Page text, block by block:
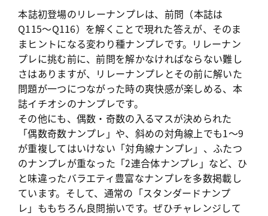
本誌初登場のリレーナンプレは、前問（本誌は
Q115〜Q116）を解くことで現れた答えが、そのま
まヒントになる変わり種ナンプレです。リレーナン
プレに挑む前に、前問を解かなければならない難し
さはありますが、リレーナンプレとその前に解いた
問題が一つにつながった時の爽快感が楽しめる、本
誌イチオシのナンプレです。
その他にも、偶数・奇数の入るマスが決められた
「偶数奇数ナンプレ」や、斜めの対角線上でも1〜9
が重複してはいけない「対角線ナンプレ」、ふたつ
のナンプレが重なった「2連合体ナンプレ」など、ひ
と味違ったバラエティ豊富なナンプレを多数掲載し
ています。そして、通常の「スタンダードナンプ
レ」ももちろん良問揃いです。ぜひチャレンジして